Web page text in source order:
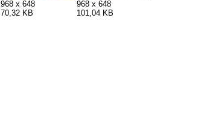
968 x 648
70,32 KB
968 x 648
101,04 KB